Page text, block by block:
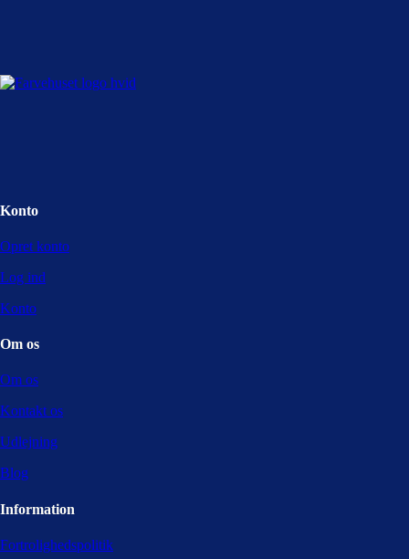
Konto
Opret konto
Log ind
Konto
Om os
Om os
Kontakt os
Udlejning
Blog
Information
Fortrolighedspolitik